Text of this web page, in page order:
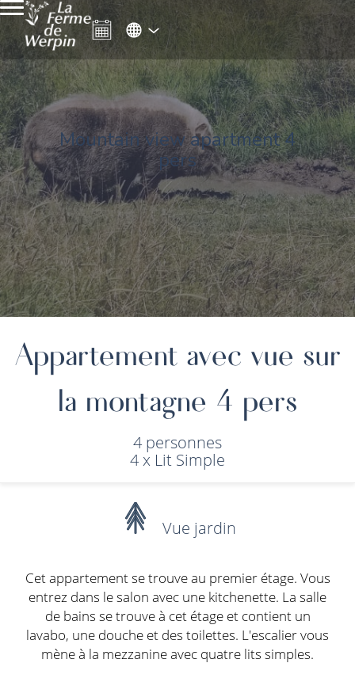
Mountain view apartment 4
pers
Appartement avec vue sur
la montagne 4 pers
4 personnes
4 x Lit Simple
Vue jardin
Cet appartement se trouve au premier étage. Vous
entrez dans le salon avec une kitchenette. La salle
de bains se trouve à cet étage et contient un
lavabo, une douche et des toilettes. L'escalier vous
mène à la mezzanine avec quatre lits simples.